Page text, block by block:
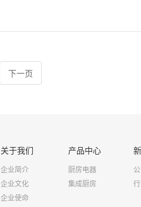
下一页
关于我们
企业简介
企业文化
企业使命
产品中心
厨房电器
集成厨房